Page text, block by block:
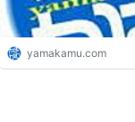
yamakamu.com